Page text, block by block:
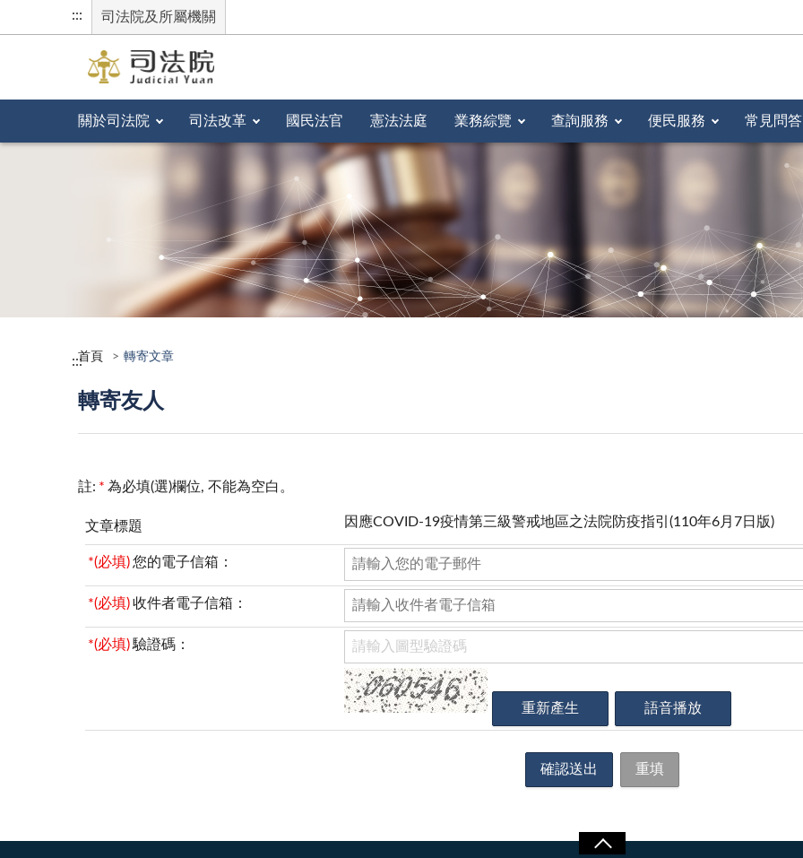
::: 司法院及所屬機關
關於司法院 司法改革 國民法官 憲法法庭 業務綜覽 查詢服務 便民服務 常見問答
:::首頁 轉寄文章
轉寄友人
註: * 為必填(選)欄位, 不能為空白。
文章標題 因應COVID-19疫情第三級警戒地區之法院防疫指引(110年6月7日版)
*(必填) 您的電子信箱：
*(必填) 收件者電子信箱：
*(必填) 驗證碼：